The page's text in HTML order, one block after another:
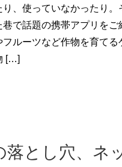
り、使っていなかったり
巷で話題の携帯アプリをご
フルーツなど作物を育てる
[…]
落とし穴、ネ